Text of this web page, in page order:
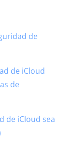
de
de iCloud
de
de iCloud sea